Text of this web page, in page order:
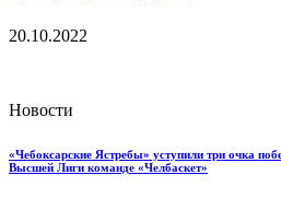
20.10.2022
Новости
«Чебоксарские Ястребы» уступили три очка
Высшей Лиги команде «Челбаскет»